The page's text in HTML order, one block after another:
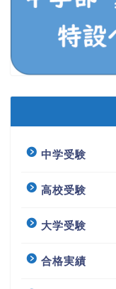
中学受験
高校受験
大学受験
合格実績